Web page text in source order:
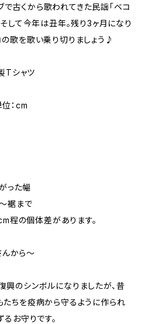
古くから歌われてきた民謡「ベコ
して今年は丑年。残り3ヶ月になり
歌を歌い乗り切りましょう♪
Tシャツ
：cm
った幅
裾まで
の個体差があります。
から～
のシンボルになりましたが、昔
ちを疫病から守るように作られ
お守りです。